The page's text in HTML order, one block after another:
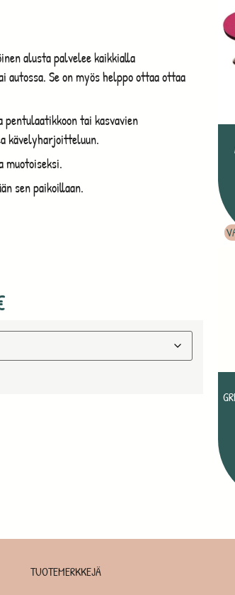
alusta palvelee kaikkialla
Se on myös helppo ottaa ottaa
tai kasvavien
kävelyharjoitteluun.
muotoiseksi.
sen paikoillaan.
TUOTEMERKKEJÄ